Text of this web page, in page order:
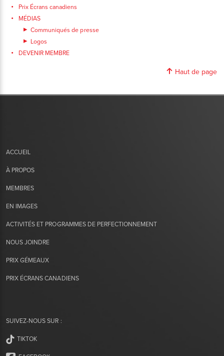
Prix Écrans canadiens
MÉDIAS
Communiqués de presse
Logos
DEVENIR MEMBRE
Haut de page
ACCUEIL
À PROPOS
MEMBRES
EN IMAGES
ACTIVITÉS ET PROGRAMMES DE PERFECTIONNEMENT
NOUS JOINDRE
PRIX GÉMEAUX
PRIX ÉCRANS CANADIENS
SUIVEZ-NOUS SUR :
TIKTOK